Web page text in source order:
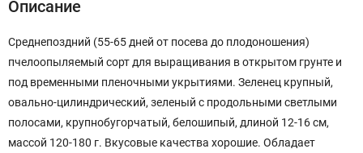
Описание
Среднепоздний (55-65 дней от посева до плодоношения)
пчелоопыляемый сорт для выращивания в открытом грунте и
под временными пленочными укрытиями. Зеленец крупный,
овально-цилиндрический, зеленый с продольными светлыми
полосами, крупнобугорчатый, белошипый, длиной 12-16 см,
массой 120-180 г. Вкусовые качества хорошие. Обладает